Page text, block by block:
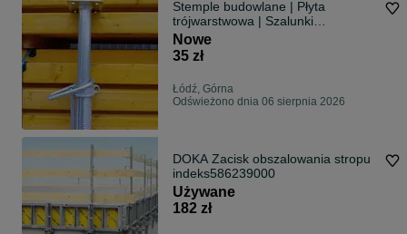
Stemple budowlane | Płyta
trójwarstwowa | Szalunki
budowlane | Podpory stropowe |
Sklejka Szalunkowa | Szalunki
stropowe |Szalunki ścienne
Nowe
35 zł
Łódź, Górna
Odświeżono dnia 06 sierpnia 2026
DOKA Zacisk obszalowania stropu
indeks586239000
Używane
182 zł